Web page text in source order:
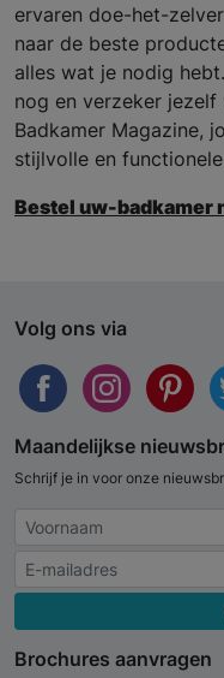
ervaren doe-het-
naar de beste
alles wat je nodig
nog en verzeker
Badkamer Magazine,
stijlvolle en
Bestel uw-badkamer
Volg ons via
Maandelijkse
Schrijf je in voor onze
Brochures aanvragen